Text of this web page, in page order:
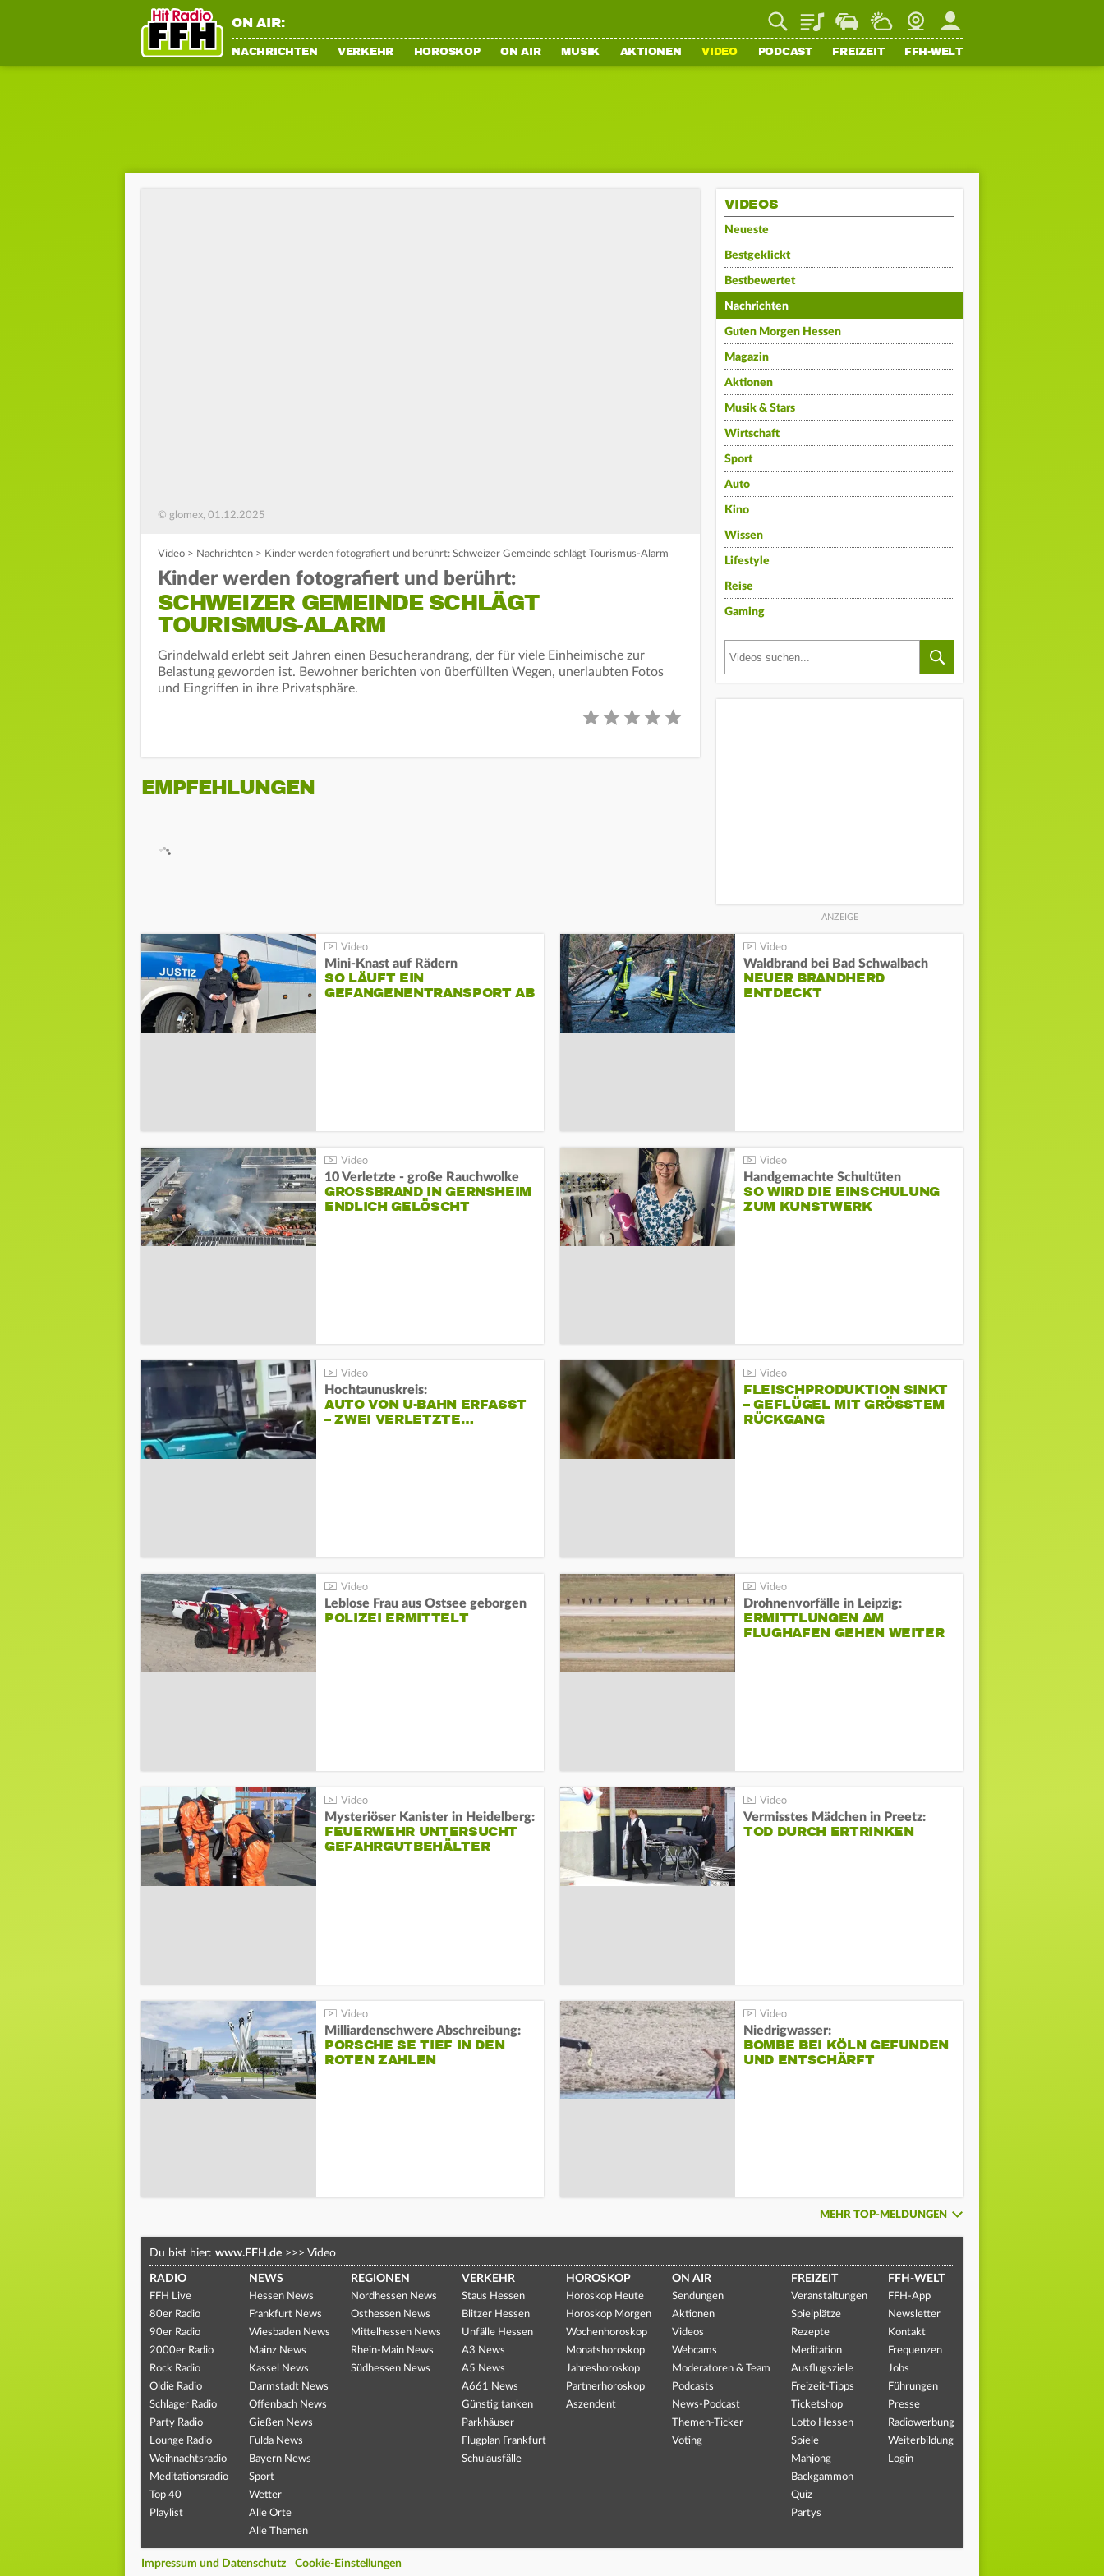
ON AIR: PlaylistStaupilotWetterWebcamMein FFH
NACHRICHTEN VERKEHR HOROSKOP ON AIR MUSIK AKTIONEN VIDEO PODCAST FREIZEIT FFH-WELT
© glomex, 01.12.2025
Video > Nachrichten > Kinder werden fotografiert und berührt: Schweizer Gemeinde schlägt Tourismus-Alarm
Kinder werden fotografiert und berührt:
SCHWEIZER GEMEINDE SCHLÄGT
TOURISMUS-ALARM
Grindelwald erlebt seit Jahren einen Besucherandrang, der für viele Einheimische zur
Belastung geworden ist. Bewohner berichten von überfüllten Wegen, unerlaubten Fotos
und Eingriffen in ihre Privatsphäre.
EMPFEHLUNGEN
VIDEOS
Neueste
Bestgeklickt
Bestbewertet
Nachrichten
Guten Morgen Hessen
Magazin
Aktionen
Musik & Stars
Wirtschaft
Sport
Auto
Kino
Wissen
Lifestyle
Reise
Gaming
Mini-Knast auf Rädern
SO LÄUFT EIN
GEFANGENENTRANSPORT AB
Waldbrand bei Bad Schwalbach
NEUER BRANDHERD
ENTDECKT
10 Verletzte - große Rauchwolke
GROSSBRAND IN GERNSHEIM E
NDLICH GELÖSCHT
Handgemachte Schultüten
SO WIRD DIE EINSCHULUNG
ZUM KUNSTWERK
Hochtaunuskreis:
AUTO VON U-BAHN ERFASST
– ZWEI VERLETZTE…
FLEISCHPRODUKTION SINKT
– GEFLÜGEL MIT GRÖSSTEM R
ÜCKGANG
Leblose Frau aus Ostsee geborgen
POLIZEI ERMITTELT
Drohnenvorfälle in Leipzig:
ERMITTLUNGEN AM
FLUGHAFEN GEHEN WEITER
Mysteriöser Kanister in Heidelberg:
FEUERWEHR UNTERSUCHT
GEFAHRGUTBEHÄLTER
Vermisstes Mädchen in Preetz:
TOD DURCH ERTRINKEN
Milliardenschwere Abschreibung:
PORSCHE SE TIEF IN DEN
ROTEN ZAHLEN
Niedrigwasser:
BOMBE BEI KÖLN GEFUNDEN
UND ENTSCHÄRFT
MEHR TOP-MELDUNGEN
Du bist hier: www.FFH.de >>> Video
RADIO
FFH Live
80er Radio
90er Radio
2000er Radio
Rock Radio
Oldie Radio
Schlager Radio
Party Radio
Lounge Radio
Weihnachtsradio
Meditationsradio
Top 40
Playlist
NEWS
Hessen News
Frankfurt News
Wiesbaden News
Mainz News
Kassel News
Darmstadt News
Offenbach News
Gießen News
Fulda News
Bayern News
Sport
Wetter
Alle Orte
Alle Themen
REGIONEN
Nordhessen News
Osthessen News
Mittelhessen News
Rhein-Main News
Südhessen News
VERKEHR
Staus Hessen
Blitzer Hessen
Unfälle Hessen
A3 News
A5 News
A661 News
Günstig tanken
Parkhäuser
Flugplan Frankfurt
Schulausfälle
HOROSKOP
Horoskop Heute
Horoskop Morgen
Wochenhoroskop
Monatshoroskop
Jahreshoroskop
Partnerhoroskop
Aszendent
ON AIR
Sendungen
Aktionen
Videos
Webcams
Moderatoren & Team
Podcasts
News-Podcast
Themen-Ticker
Voting
FREIZEIT
Veranstaltungen
Spielplätze
Rezepte
Meditation
Ausflugsziele
Freizeit-Tipps
Ticketshop
Lotto Hessen
Spiele
Mahjong
Backgammon
Quiz
Partys
FFH-WELT
FFH-App
Newsletter
Kontakt
Frequenzen
Jobs
Führungen
Presse
Radiowerbung
Weiterbildung
Login
Impressum und Datenschutz Cookie-Einstellungen